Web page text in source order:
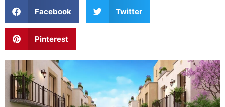
Facebook Twitter
Pinterest